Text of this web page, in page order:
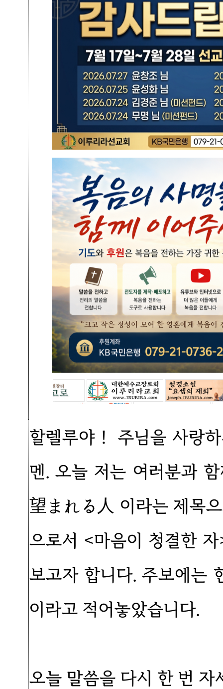
할렐루야！ 주님을 사랑
멘. 오늘 저는 여러분과
望まれる人 이라는 제목
으로서 <마음이 청결한
보고자 합니다. 주보에는
이라고 적어놓았습니다.
오늘 말씀을 다시 한 번 자